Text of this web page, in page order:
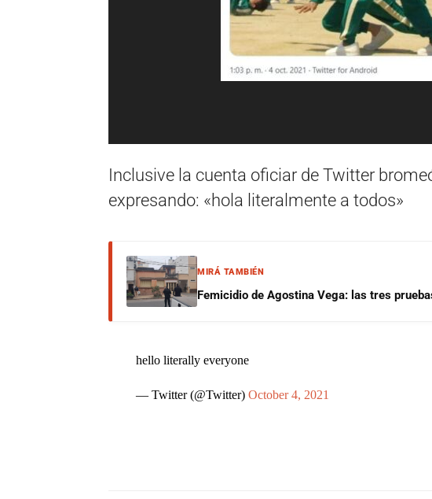
Inclusive la cuenta oficiar de Twitter
expresando: «hola literalmente a todos»
MIRÁ TAMBIÉN
Femicidio de Agostina Vega: las tres
hello literally everyone
— Twitter (@Twitter) October 4, 2021